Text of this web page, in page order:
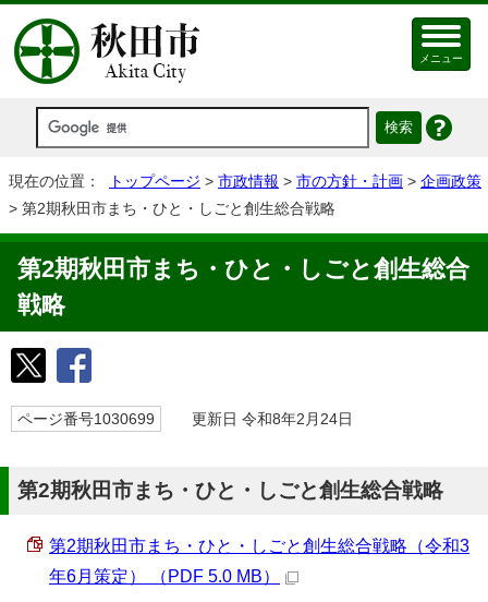
メニュー
現在の位置： トップページ > 市政情報 > 市の方針・計画 > 企画政策
> 第2期秋田市まち・ひと・しごと創生総合戦略
第2期秋田市まち・ひと・しごと創生総合
戦略
ページ番号1030699 更新日 令和8年2月24日
第2期秋田市まち・ひと・しごと創生総合戦略
第2期秋田市まち・ひと・しごと創生総合戦略（令和3
年6月策定） （PDF 5.0 MB）